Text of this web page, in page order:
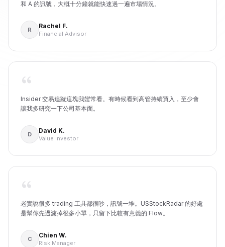
和 A 的訊號，大概十分鐘就能快速過一遍市場情況。
R
Rachel F.
Financial Advisor
Insider 交易追蹤這塊我蠻常看。有時候看到高管持續買入，至少會
讓我多研究一下公司基本面。
D
David K.
Value Investor
老實說很多 trading 工具都很吵，訊號一堆。USStockRadar 的好處
是幫你先過濾掉很多小單，只留下比較有意義的 Flow。
C
Chien W.
Risk Manager